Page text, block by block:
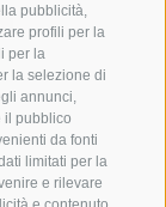
pubblicità,
profili per la
per la
la selezione di
annunci,
il pubblico
da fonti
limitati per la
e rilevare